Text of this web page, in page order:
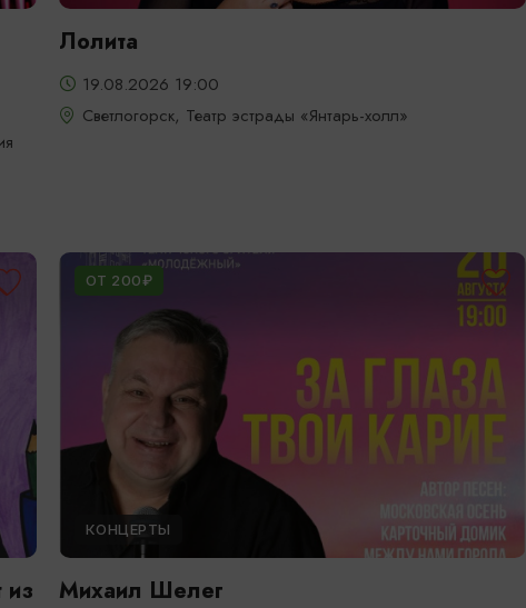
Лолита
19.08.2026 19:00
Светлогорск, Театр эстрады «Янтарь-холл»
ОТ 200₽
КОНЦЕРТЫ
Михаил Шелег